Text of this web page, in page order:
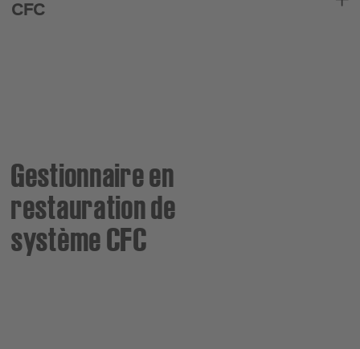
CFC
Gestionnaire en
restauration de
système CFC